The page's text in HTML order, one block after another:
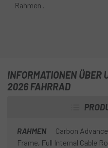
Rahmen .
INFORMATIONEN ÜBER
2026 FAHRRAD
RAHMEN
Carbon
Frame, Full Internal Cable